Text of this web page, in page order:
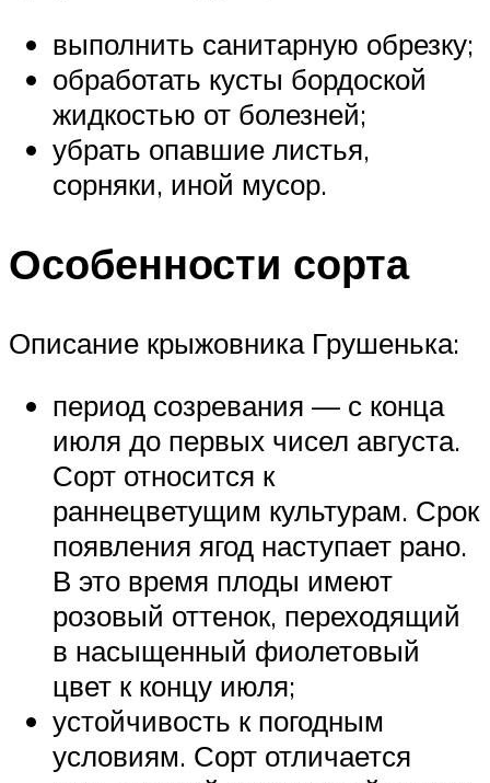
выполнить санитарную обрезку;
обработать кусты бордоской
жидкостью от болезней;
убрать опавшие листья,
сорняки, иной мусор.
Особенности сорта
Описание крыжовника Грушенька:
период созревания — с конца
июля до первых чисел августа.
Сорт относится к
раннецветущим культурам. Срок
появления ягод наступает рано.
В это время плоды имеют
розовый оттенок, переходящий
в насыщенный фиолетовый
цвет к концу июля;
устойчивость к погодным
условиям. Сорт отличается